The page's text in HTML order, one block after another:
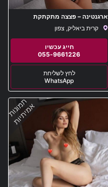
ארגנטינה – פצצה מתקתקת
קרית ביאליק, צפון
055-9661226
WhatsApp
תמונות
אמיתיות